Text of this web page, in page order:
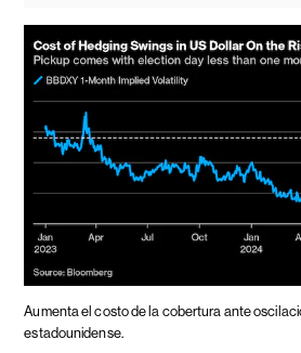
Aumenta el costo de la cobertura ante
estadounidense.